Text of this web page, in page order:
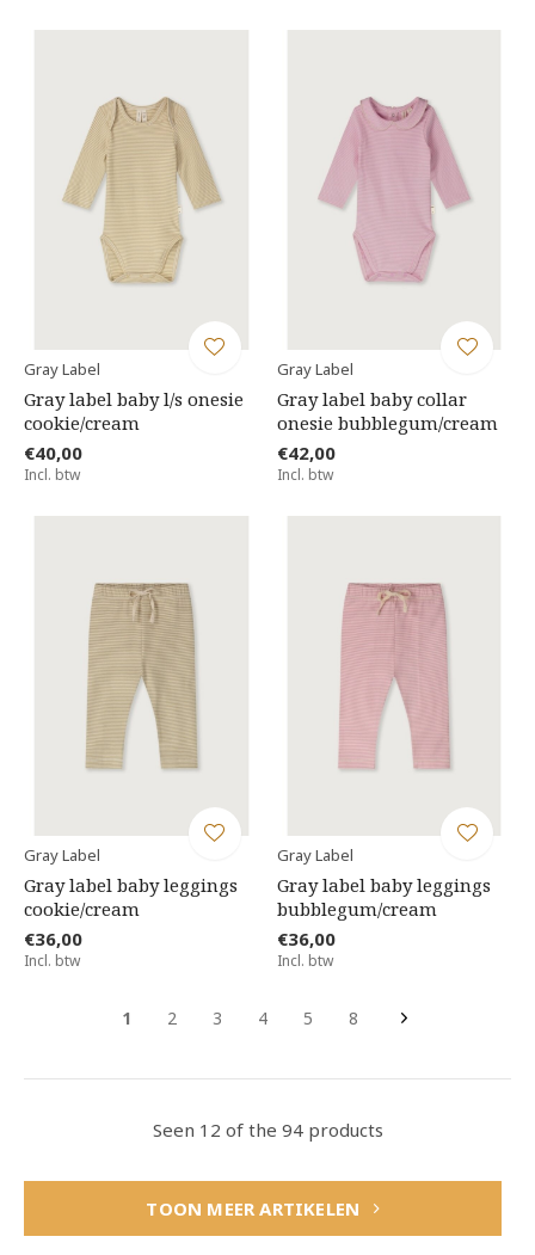
Gray Label
Gray label baby l/s onesie
cookie/cream
€40,00
Incl. btw
Gray Label
Gray label baby collar
onesie bubblegum/cream
€42,00
Incl. btw
Gray Label
Gray label baby leggings
cookie/cream
€36,00
Incl. btw
Gray Label
Gray label baby leggings
bubblegum/cream
€36,00
Incl. btw
1 2 3 4 5 8
Seen 12 of the 94 products
TOON MEER ARTIKELEN